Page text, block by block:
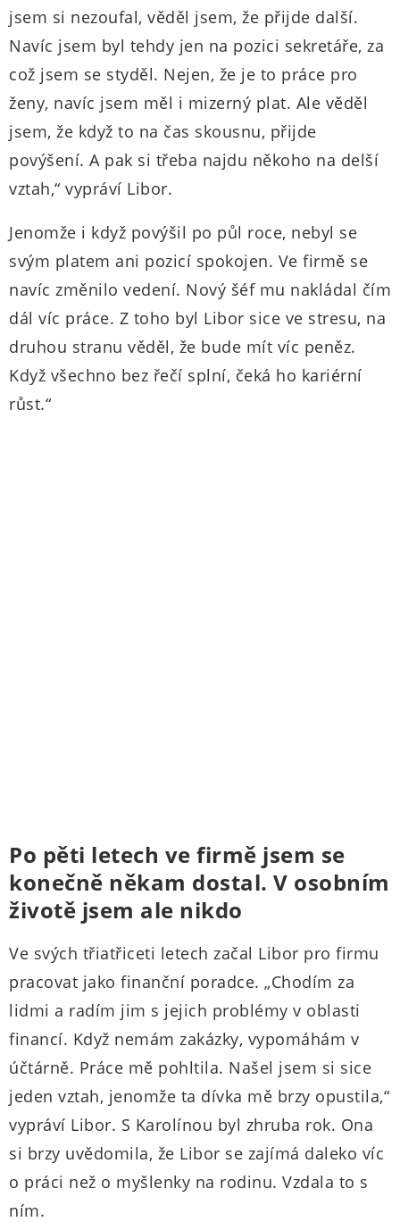
jsem si nezoufal, věděl jsem, že přijde další.
Navíc jsem byl tehdy jen na pozici sekretáře, za
což jsem se styděl. Nejen, že je to práce pro
ženy, navíc jsem měl i mizerný plat. Ale věděl
jsem, že když to na čas skousnu, přijde
povýšení. A pak si třeba najdu někoho na delší
vztah,“ vypráví Libor.
Jenomže i když povýšil po půl roce, nebyl se
svým platem ani pozicí spokojen. Ve firmě se
navíc změnilo vedení. Nový šéf mu nakládal čím
dál víc práce. Z toho byl Libor sice ve stresu, na
druhou stranu věděl, že bude mít víc peněz.
Když všechno bez řečí splní, čeká ho kariérní
růst.“
Po pěti letech ve firmě jsem se
konečně někam dostal. V osobním
životě jsem ale nikdo
Ve svých třiatřiceti letech začal Libor pro firmu
pracovat jako finanční poradce. „Chodím za
lidmi a radím jim s jejich problémy v oblasti
financí. Když nemám zakázky, vypomáhám v
účtárně. Práce mě pohltila. Našel jsem si sice
jeden vztah, jenomže ta dívka mě brzy opustila,“
vypráví Libor. S Karolínou byl zhruba rok. Ona
si brzy uvědomila, že Libor se zajímá daleko víc
o práci než o myšlenky na rodinu. Vzdala to s
ním.